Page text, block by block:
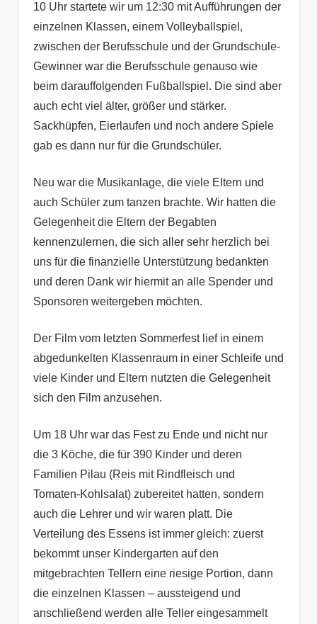
10 Uhr startete wir um 12:30 mit Aufführungen der
einzelnen Klassen, einem Volleyballspiel,
zwischen der Berufsschule und der Grundschule-
Gewinner war die Berufsschule genauso wie
beim darauffolgenden Fußballspiel. Die sind aber
auch echt viel älter, größer und stärker.
Sackhüpfen, Eierlaufen und noch andere Spiele
gab es dann nur für die Grundschüler.
Neu war die Musikanlage, die viele Eltern und
auch Schüler zum tanzen brachte. Wir hatten die
Gelegenheit die Eltern der Begabten
kennenzulernen, die sich aller sehr herzlich bei
uns für die finanzielle Unterstützung bedankten
und deren Dank wir hiermit an alle Spender und
Sponsoren weitergeben möchten.
Der Film vom letzten Sommerfest lief in einem
abgedunkelten Klassenraum in einer Schleife und
viele Kinder und Eltern nutzten die Gelegenheit
sich den Film anzusehen.
Um 18 Uhr war das Fest zu Ende und nicht nur
die 3 Köche, die für 390 Kinder und deren
Familien Pilau (Reis mit Rindfleisch und
Tomaten-Kohlsalat) zubereitet hatten, sondern
auch die Lehrer und wir waren platt. Die
Verteilung des Essens ist immer gleich: zuerst
bekommt unser Kindergarten auf den
mitgebrachten Tellern eine riesige Portion, dann
die einzelnen Klassen – aussteigend und
anschließend werden alle Teller eingesammelt